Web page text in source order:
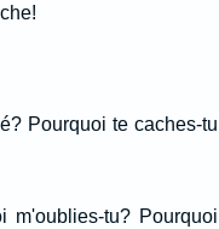
Pourquoi te caches-tu
m'oublies-tu? Pourquoi